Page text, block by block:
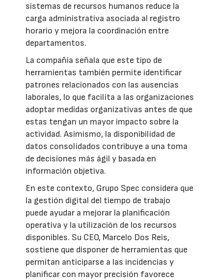
sistemas de recursos humanos reduce la
carga administrativa asociada al registro
horario y mejora la coordinación entre
departamentos.
La compañía señala que este tipo de
herramientas también permite identificar
patrones relacionados con las ausencias
laborales, lo que facilita a las organizaciones
adoptar medidas organizativas antes de que
estas tengan un mayor impacto sobre la
actividad. Asimismo, la disponibilidad de
datos consolidados contribuye a una toma
de decisiones más ágil y basada en
información objetiva.
En este contexto, Grupo Spec considera que
la gestión digital del tiempo de trabajo
puede ayudar a mejorar la planificación
operativa y la utilización de los recursos
disponibles. Su CEO, Marcelo Dos Reis,
sostiene que disponer de herramientas que
permitan anticiparse a las incidencias y
planificar con mayor precisión favorece